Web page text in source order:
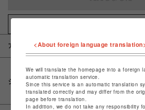
アイテム説明 / 素材
シェアする
<About foreign language
We will translate the homepage into a foreign
automatic translation service.
Since this service is an automatic translation
translated correctly and may differ from the
page before translation.
In addition, we do not take any responsibility